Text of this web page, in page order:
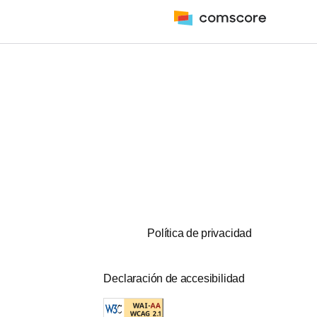
Política de privacidad
Declaración de accesibilidad